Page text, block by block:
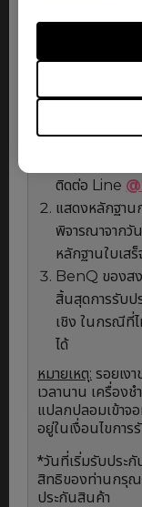
Dead Pixel”
ขั้นตอนการรับประกั
กรุณาติดต่อผู้
ติดต่อ Line
แสดงหลักฐาน
พิจารณาจากวั
หลักฐานใบเส
BenQ ของส
สิ้นสุดการรับป
เชิง ในกรณีที่
ได้
หมายเหตุ: รอยเง
เวลานาน เครื่อง
แปลกปลอมเข้าจ
อยู่ในเงื่อนไขกา
*วันที่เริ่มรับประกั
สิทธิของท่านกรุณา
ประกันสินค้า